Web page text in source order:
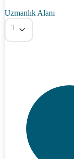
Uzmanlık Alanı
Tümü